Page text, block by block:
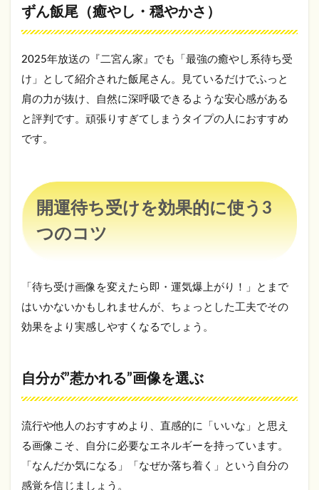
ずん飯尾（癒やし・穏やかさ）
2025年放送の『二宮ん家』でも「最強の癒やし系待ち受
け」として紹介された飯尾さん。見ているだけでふっと
肩の力が抜け、自然に深呼吸できるような安心感がある
と評判です。頑張りすぎてしまうタイプの人におすすめ
です。
開運待ち受けを効果的に使う3
つのコツ
「待ち受け画像を変えたら即・運気爆上がり！」とまで
はいかないかもしれませんが、ちょっとした工夫でその
効果をより実感しやすくなるでしょう。
自分が”惹かれる”画像を選ぶ
流行や他人のおすすめより、直感的に「いいな」と思え
る画像こそ、自分に必要なエネルギーを持っています。
「なんだか気になる」「なぜか落ち着く」という自分の
感覚を信じましょう。